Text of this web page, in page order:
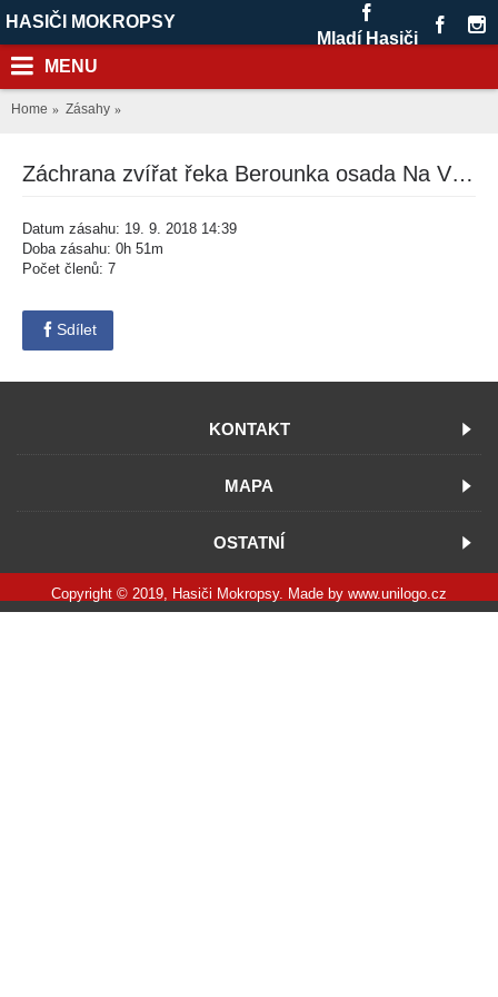
HASIČI MOKROPSY
Mladí Hasiči
MENU
Home Zásahy
Záchrana zvířat řeka Berounka osada Na Vírku
Datum zásahu: 19. 9. 2018 14:39
Doba zásahu: 0h 51m
Počet členů: 7
Sdílet
KONTAKT
MAPA
OSTATNÍ
Copyright © 2019, Hasiči Mokropsy. Made by www.unilogo.cz